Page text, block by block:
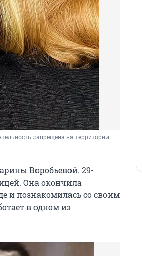
запрещена на территории
Воробьевой. 29-
Она окончила
и познакомилась со своим
в одном из